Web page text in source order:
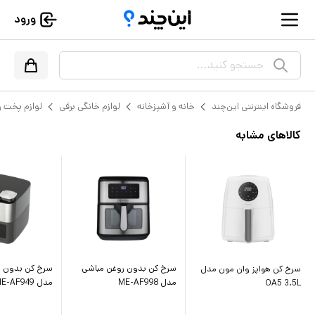
ورود
جستجو کنید...
فروشگاه اینترنتی این‌چند خانه و آشپزخانه لوازم خانگی برقی لوازم پخت
کالاهای مشابه
سرخ کن هواپز وان مون مدل
OA5 3.5L
سرخ کن بدون روغن مباشی
مدل ME-AF998
سرخ کن بدون
مدل ME-AF949